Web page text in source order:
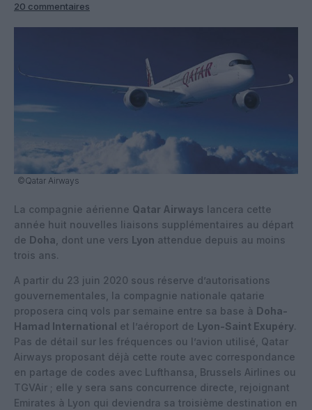
20 commentaires
©Qatar Airways
La compagnie aérienne Qatar Airways lancera cette
année huit nouvelles liaisons supplémentaires au départ
de Doha , dont une vers Lyon attendue depuis au moins
trois ans.
A partir du 23 juin 2020 sous réserve d’autorisations
gouvernementales, la compagnie nationale qatarie
proposera cinq vols par semaine entre sa base à Doha-
Hamad International et l’aéroport de Lyon-Saint Exupéry.
Pas de détail sur les fréquences ou l’avion utilisé, Qatar
Airways proposant déjà cette route avec correspondance
en partage de codes avec Lufthansa, Brussels Airlines ou
TGVAir ; elle y sera sans concurrence directe, rejoignant
Emirates à Lyon qui deviendra sa troisième destination en